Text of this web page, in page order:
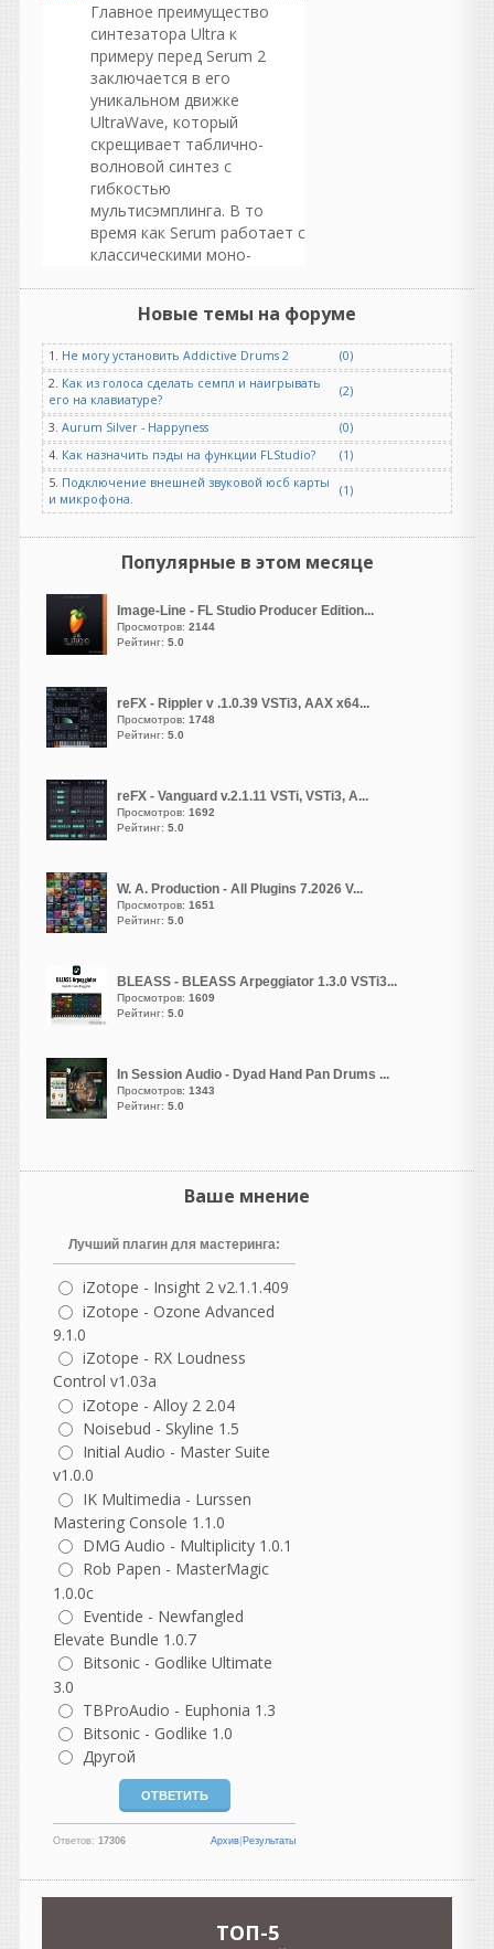
Главное преимущество
синтезатора Ultra к
примеру перед Serum 2
заключается в его
уникальном движке
UltraWave, который
скрещивает таблично-
волновой синтез с
гибкостью
мультисэмплинга. В то
время как Serum работает с
классическими моно-
работе со звуком
vangog171
написал 09.08.2026 в12:59
Одна не понятка. обрвз ХР
сможно с трекера так же
скачать. ???? сборку. ну а
дальше понятно можно
через флешку образ. И как
ХР будет запускатся
когда запускается 10 про..
написал 09.08.2026 в
Звучит жутковато. Сфера
применения неясна (если ты
не композитор фильма
ужасов). Короче, надо
брать )))
guter
guter
написал 09.08.2026 в02:48
вам нужны одно из этих
двух программ
бесплатный гипервизор,
который можно
можно создать
виртуальную машину и
образа.илиVMware
Workstation.Ещё один
гипервизор, который
также поддерживает
Windows XP
ничего нигде
форматировать не
устанавливаем одну из
этих программ и ещё
отдельно скачиваем
образ WINDOWS XP!
устанвливаетет
потому ужк по инстукции
используем тот самый
ISO образ WINDOWS XP!
выбриаете любое
хотите установить образ
винды !
Можете даже создать
и назвать её так же
windows xp и спомощью
программы виртуалки по
инструкции испльзуете
образ и устанавливаем
винду там всё будет так
как будто вы
устанавливаетет в реале
винду типа форматируем
и дальше идёт установка
дальше ждётет и всё
Новые темы на форуме
1. Не могу установить Addictive Drums 2
(0)
2. Как из голоса сделать семпл и наигрывать
его на клавиатуре?
(2)
3. Aurum Silver - Happyness
(0)
4. Как назначить пэды на функции FLStudio?
(1)
5. Подключение внешней звуковой юсб карты
и микрофона.
(1)
Популярные в этом месяце
Image-Line - FL Studio Producer Edition...
Просмотров: 2144
Рейтинг: 5.0
reFX - Rippler v .1.0.39 VSTi3, AAX x64...
Просмотров: 1748
Рейтинг: 5.0
reFX - Vanguard v.2.1.11 VSTi, VSTi3, A...
Просмотров: 1692
Рейтинг: 5.0
W. A. Production - All Plugins 7.2026 V...
Просмотров: 1651
Рейтинг: 5.0
BLEASS - BLEASS Arpeggiator 1.3.0 VSTi3...
Просмотров: 1609
Рейтинг: 5.0
In Session Audio - Dyad Hand Pan Drums ...
Просмотров: 1343
Рейтинг: 5.0
Ваше мнение
Лучший плагин для мастеринга:
iZotope - Insight 2 v2.1.1.409
iZotope - Ozone Advanced
9.1.0
iZotope - RX Loudness
Control v1.03a
iZotope - Alloy 2 2.04
Noisebud - Skyline 1.5
Initial Audio - Master Suite
v1.0.0
IK Multimedia - Lurssen
Mastering Console 1.1.0
DMG Audio - Multiplicity 1.0.1
Rob Papen - MasterMagic
1.0.0c
Eventide - Newfangled
Elevate Bundle 1.0.7
Bitsonic - Godlike Ultimate
3.0
TBProAudio - Euphonia 1.3
Bitsonic - Godlike 1.0
Другой
Ответов: 17306 Результаты
Архив
TOП-5